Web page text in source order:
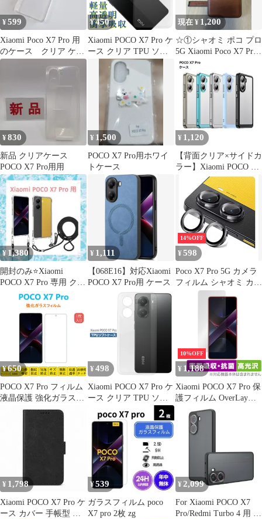
¥599
Xiaomi Poco X7 Pro 用
のケース クリア ケー
ス
¥450
Xiaomi POCO X7 Pro ケ
ース クリア TPU ソフ
ト カバー 小米 シャオ
ミ SIMフリー シンプル
ケース スマホ 衝撃吸収
透明 クリア シリコン
耐衝撃 保護
現在 ¥ 1,200
☆①シャオミ ポコ プロ
5G Xiaomi Poco X7 Pro
5gカバー
¥830
新品 クリアケース
POCO X7 Pro用用
¥ 1,500
POCO X7 Pro用ホワイ
トケース
¥ 1,120
【背面クリア×サイドカ
ラー】Xiaomi POCO X7
Pro ケース ハードケー
ス 耐衝撃 傷防止 汚れ
防止 スマホケース おし
ゃれ _c
¥ 1,380
開封のみ⭐️Xiaomi
POCO X7 Pro 専用 クリ
アケース ストラップ付
¥ 1,111
【068E16】対応Xiaomi
POCO X7 Pro用 ケース
14%OFF
¥ 598
Poco X7 Pro 5G カメラ
フィルム シャオミ カメ
ラ 保護フィルム 薄型
型 露出オーバー防止
CD合金 レンズ カバー
¥650
POCO X7 Pro フィルム
液晶保護 強化ガラスフ
ィルム 自動吸着 ポコ
フィルム シートシール
スクリーンプロテクタ
加工 貼り付け簡単 貼り
直し可能
¥ 498
Xiaomi POCO X7 Pro ケ
ース クリア TPU ソフ
ト カバー 小米 シャオ
ミ SIMフリー シンプル
ケース スマホ 衝撃吸収
透明 クリア シリコン
耐衝撃 保護
10%OFF
¥ 1,188
Xiaomi POCO X7 Pro 保
護フィルム OverLay
Absorber 高光沢 for シ
ャオミー スマートフォ
ン 衝撃吸収 高光沢 抗
¥ 1,798
Xiaomi POCO X7 Pro ケ
ース カバー 手帳型 レ
¥539
ガラスフィルム poco
X7 pro 2枚 zg
¥ 2,099
For Xiaomi POCO X7
Pro/Redmi Turbo 4 用 ケ